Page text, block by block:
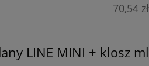
70,54 zł
LINE MINI + klosz